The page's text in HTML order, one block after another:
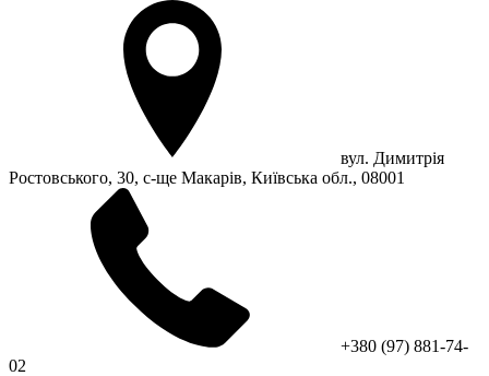
вул. Димитрія
Ростовського, 30, с-ще Макарів, Київська обл., 08001
+380 (97) 881-74-
02